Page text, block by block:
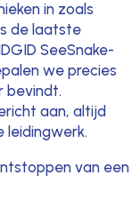
in zoals
de laatste
SeeSnake-
we precies
bevindt.
aan, altijd
leidingwerk.
van een